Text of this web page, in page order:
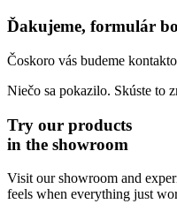
Ďakujeme, formulár
Čoskoro vás budeme
Niečo sa pokazilo. Skúste to
Try our products
in the showroom
Visit our showroom and
feels when everything just